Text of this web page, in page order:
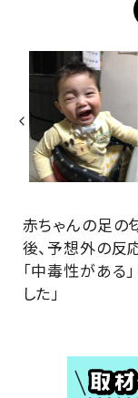
赤ちゃんの足
後、予想外の反
「中毒性がある
した」